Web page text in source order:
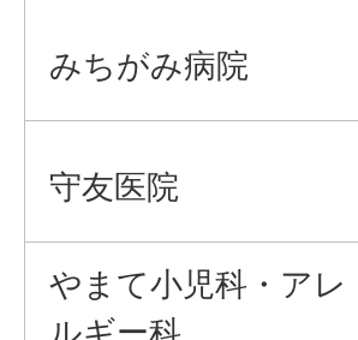
みちがみ病院
守友医院
やまて小児科・アレ